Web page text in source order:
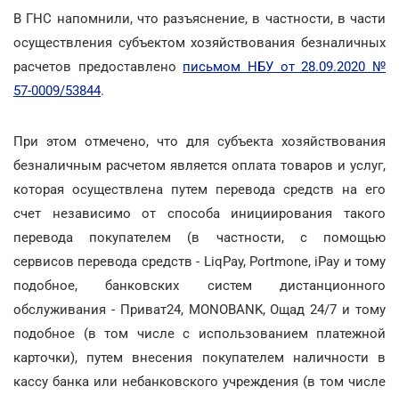
В ГНС напомнили, что разъяснение, в частности, в части
осуществления субъектом хозяйствования безналичных
расчетов предоставлено письмом НБУ от 28.09.2020 №
57-0009/53844.
При этом отмечено, что для субъекта хозяйствования
безналичным расчетом является оплата товаров и услуг,
которая осуществлена путем перевода средств на его
счет независимо от способа инициирования такого
перевода покупателем (в частности, с помощью
сервисов перевода средств - LiqPay, Portmone, iPay и тому
подобное, банковских систем дистанционного
обслуживания - Приват24, MONOBANK, Ощад 24/7 и тому
подобное (в том числе с использованием платежной
карточки), путем внесения покупателем наличности в
кассу банка или небанковского учреждения (в том числе